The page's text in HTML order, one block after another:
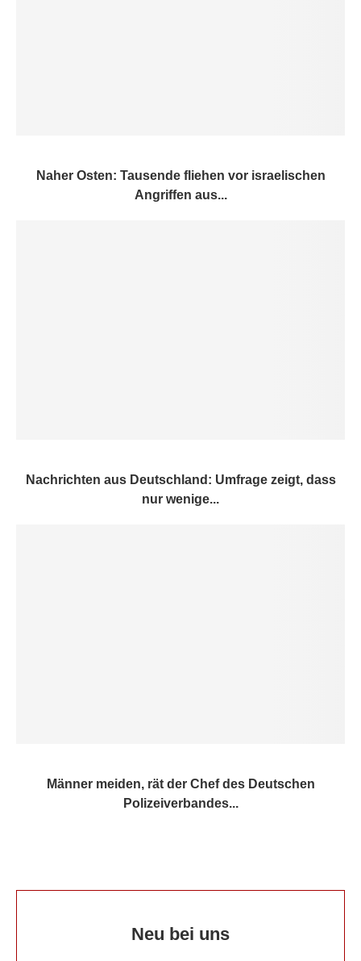
Naher Osten: Tausende fliehen vor israelischen
Angriffen aus...
Nachrichten aus Deutschland: Umfrage zeigt, dass
nur wenige...
Männer meiden, rät der Chef des Deutschen
Polizeiverbandes...
Neu bei uns